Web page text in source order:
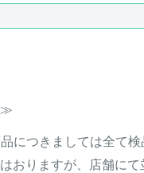
い傷は割愛しておりま
メーカーHP等をご確
≫
につきましては全て
おりますが、
店舗にて